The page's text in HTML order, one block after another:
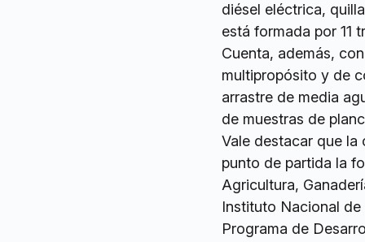
diésel eléctrica,
está formada por 11
Cuenta, además,
multipropósito y de
arrastre de media
de muestras de
Vale destacar que
punto de partida la
Agricultura,
Instituto Nacional
Programa de